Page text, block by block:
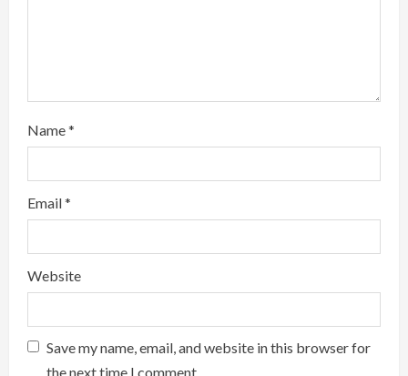
Name*
Email*
Website
Save my name, email, and website in this browser for
the next time I comment.